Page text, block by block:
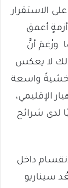
الاستقرار
أزمةٍ أعمق
ورُغمَ أنَّ
ذلك لا يعكس
خشيةً واسعة
الإقليمي،
لدى شرائح
داخل
سيناريو